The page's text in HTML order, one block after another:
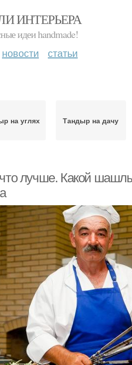
ИНТЕРЬЕРА
идеи handmade!
новости статьи
на углях Тандыр на дачу
лучше. Какой